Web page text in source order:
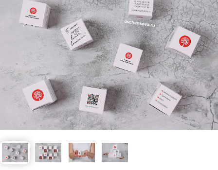
Нажимая на кнопку, я даю согласие на обработку